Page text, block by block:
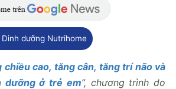
dưỡng Nutrihome
chiều cao, tăng cân, tăng trí não và
dưỡng ở trẻ em”, chương trìnhdo